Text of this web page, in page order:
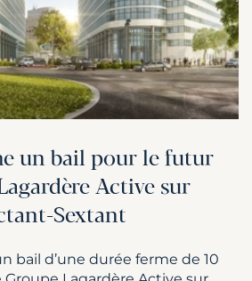
un bail pour le futur
Active sur
Sextant
bail d’une durée ferme de 10